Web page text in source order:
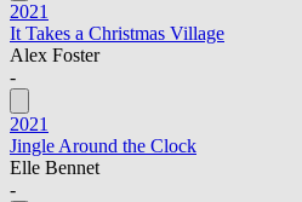
2021
It Takes a Christmas Village
Alex Foster
-
2021
Jingle Around the Clock
Elle Bennet
-